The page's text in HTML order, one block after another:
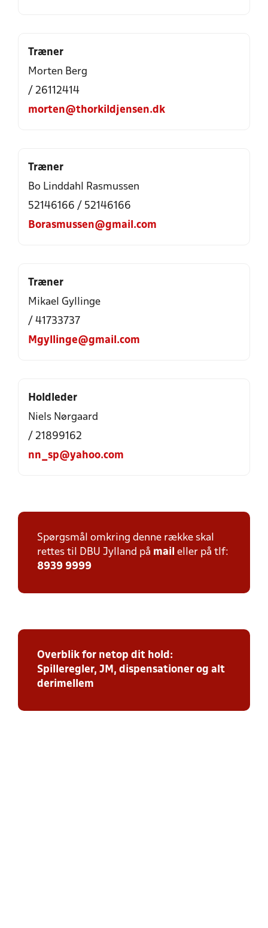
Træner
Morten Berg
/ 26112414
morten@thorkildjensen.dk
Træner
Bo Linddahl Rasmussen
52146166 / 52146166
Borasmussen@gmail.com
Træner
Mikael Gyllinge
/ 41733737
Mgyllinge@gmail.com
Holdleder
Niels Nørgaard
/ 21899162
nn_sp@yahoo.com
Spørgsmål omkring denne række skal
rettes til DBU Jylland på mail eller på tlf:
8939 9999
Overblik for netop dit hold:
Spilleregler, JM, dispensationer og alt
derimellem